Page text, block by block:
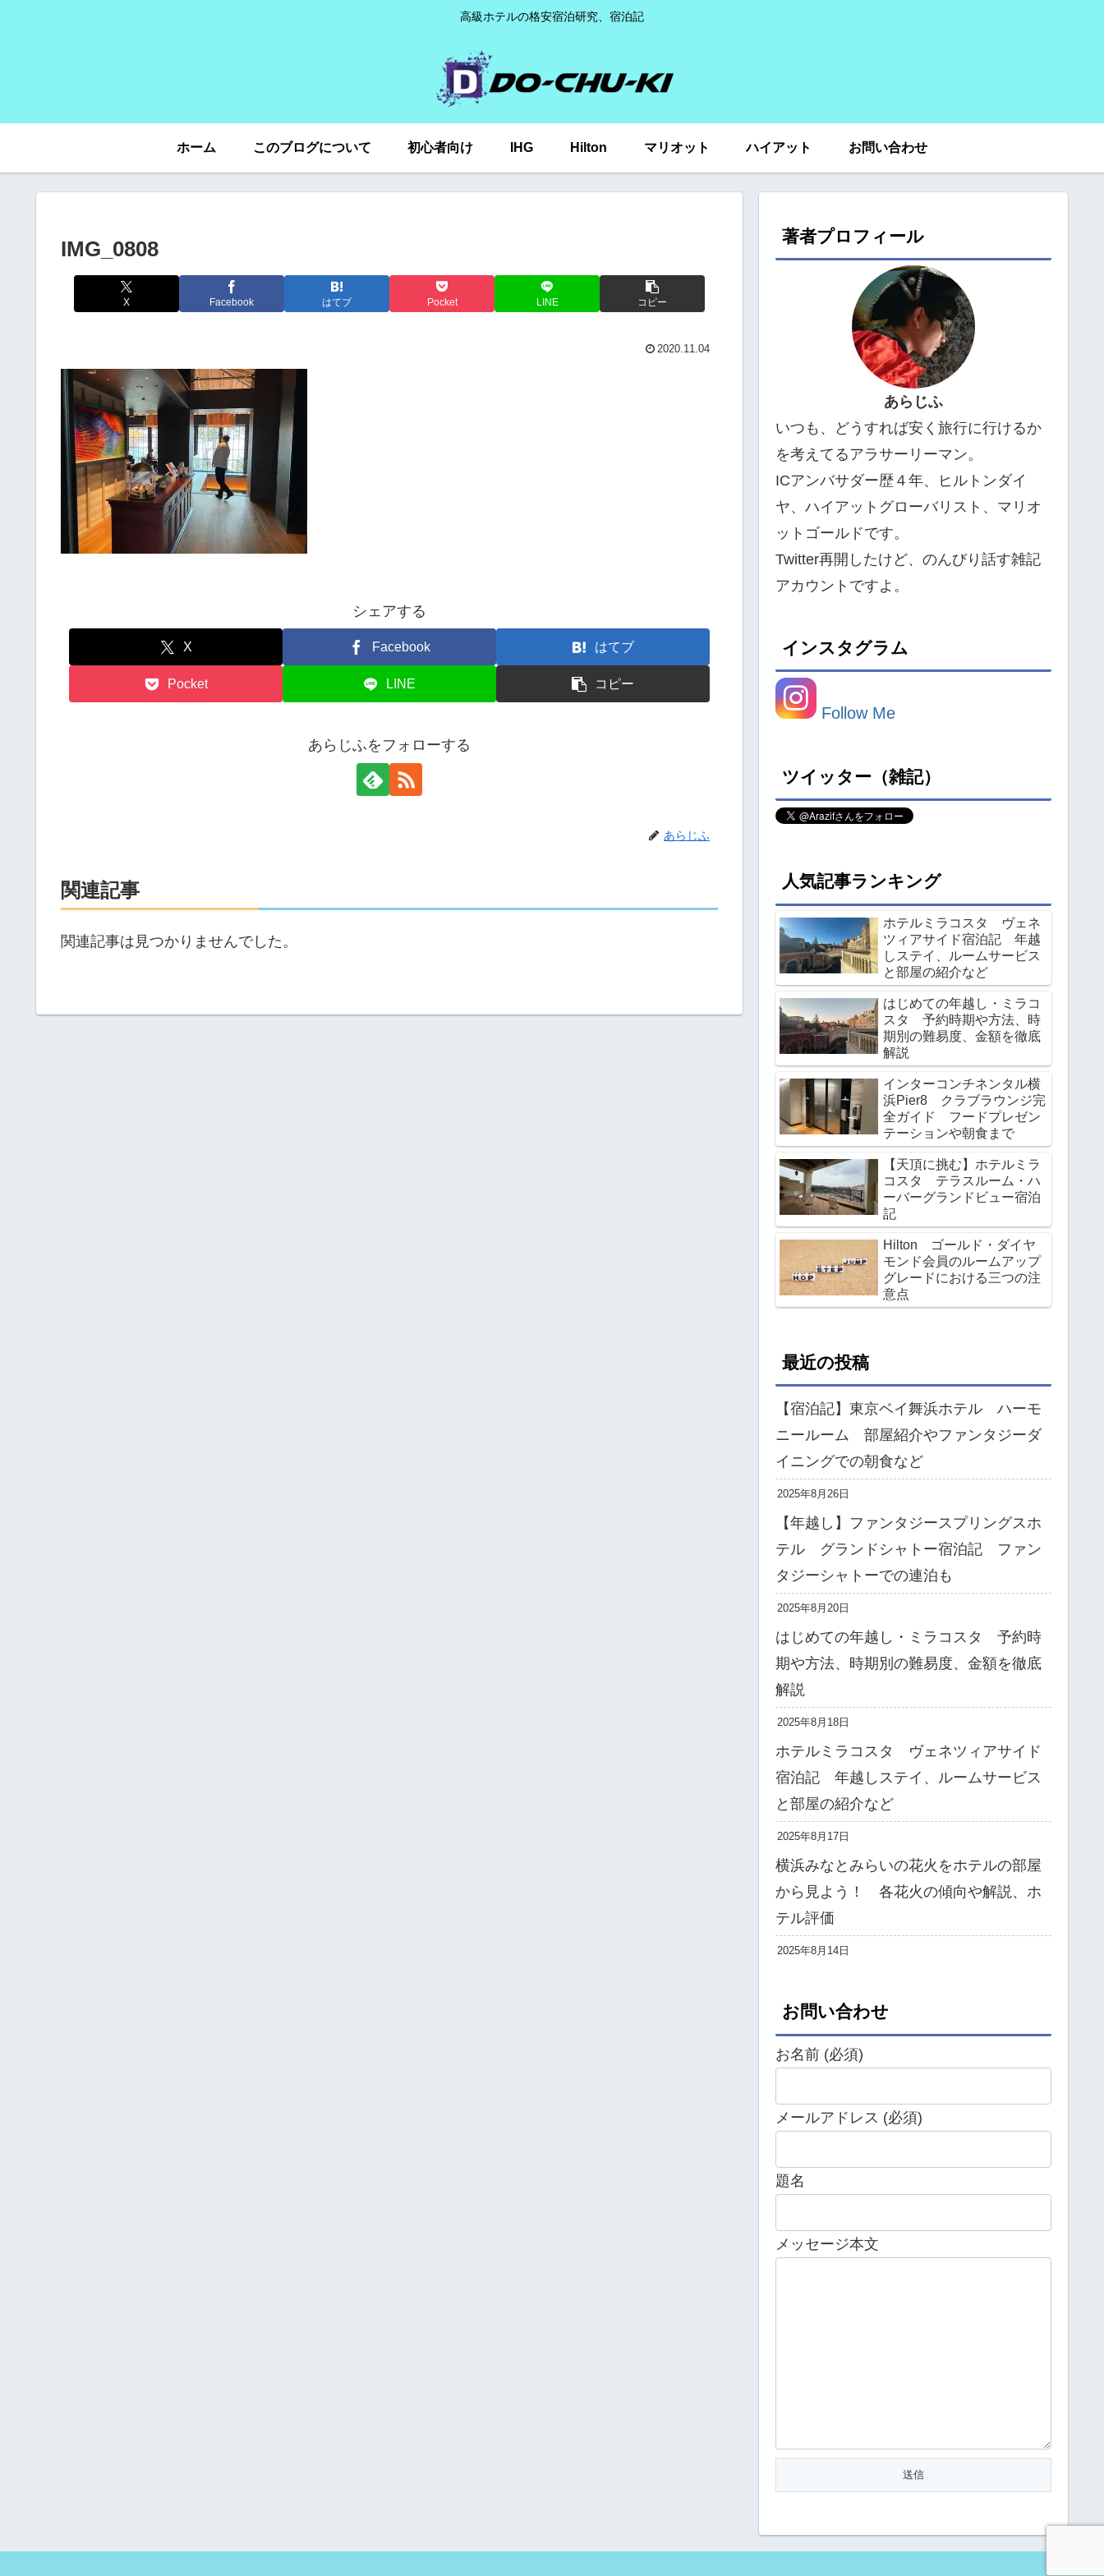
高級ホテルの格安宿泊研究、宿泊記
ホーム このブログについて 初心者向け IHG Hilton マリオット ハイアット お問い合わせ
IMG_0808
X Facebook はてブ Pocket LINE コピー
2020.11.04
シェアする
X Facebook はてブ
Pocket LINE コピー
あらじふをフォローする
あらじふ
関連記事
関連記事は見つかりませんでした。
著者プロフィール
あらじふ
いつも、どうすれば安く旅行に行けるか
を考えてるアラサーリーマン。
ICアンバサダー歴４年、ヒルトンダイ
ヤ、ハイアットグローバリスト、マリオ
ットゴールドです。
Twitter再開したけど、のんびり話す雑記
アカウントですよ。
インスタグラム
Follow Me
ツイッター（雑記）
人気記事ランキング
ホテルミラコスタ ヴェネ
ツィアサイド宿泊記 年越
しステイ、ルームサービス
と部屋の紹介など
はじめての年越し・ミラコ
スタ 予約時期や方法、時
期別の難易度、金額を徹底
解説
インターコンチネンタル横
浜Pier8 クラブラウンジ完
全ガイド フードプレゼン
テーションや朝食まで
【天頂に挑む】ホテルミラ
コスタ テラスルーム・ハ
ーバーグランドビュー宿泊
記
Hilton ゴールド・ダイヤ
モンド会員のルームアップ
グレードにおける三つの注
意点
最近の投稿
【宿泊記】東京ベイ舞浜ホテル ハーモ
ニールーム 部屋紹介やファンタジーダ
イニングでの朝食など
2025年8月26日
【年越し】ファンタジースプリングスホ
テル グランドシャトー宿泊記 ファン
タジーシャトーでの連泊も
2025年8月20日
はじめての年越し・ミラコスタ 予約時
期や方法、時期別の難易度、金額を徹底
解説
2025年8月18日
ホテルミラコスタ ヴェネツィアサイド
宿泊記 年越しステイ、ルームサービス
と部屋の紹介など
2025年8月17日
横浜みなとみらいの花火をホテルの部屋
から見よう！ 各花火の傾向や解説、ホ
テル評価
2025年8月14日
お問い合わせ
お名前 (必須)
メールアドレス (必須)
題名
メッセージ本文